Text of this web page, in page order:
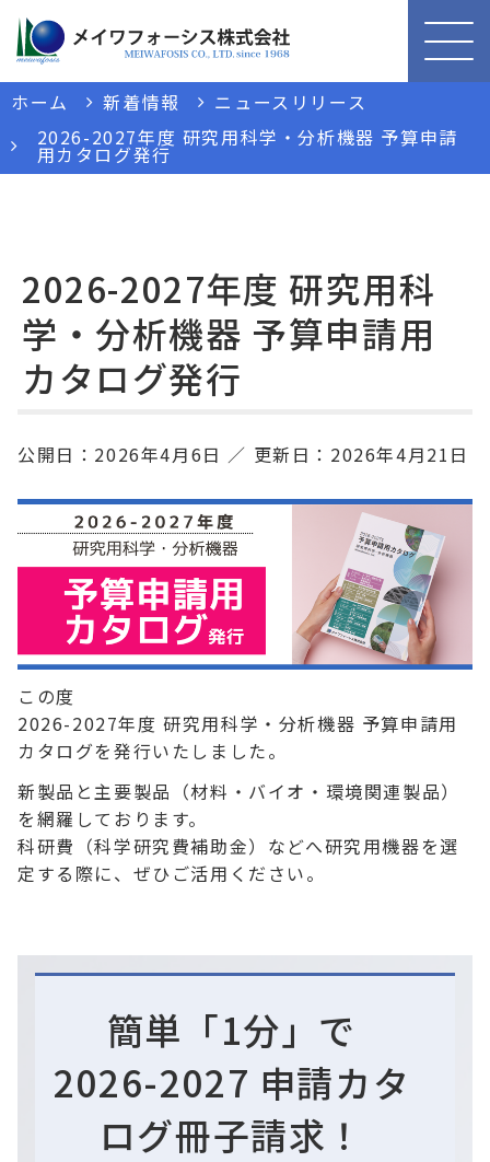
ホーム 新着情報
ニュースリリース
2026-2027年度 研究用科学・分析機器 予算申請
用カタログ発行
2026-2027年度 研究用科
学・分析機器 予算申請用
カタログ発行
公開日： 2026年4月6日 更新日： 2026年4月21日
この度
2026-2027年度 研究用科学・分析機器 予算申請用
カタログを発行いたしました。
新製品と主要製品（材料・バイオ・環境関連製品）
を網羅しております。
科研費（科学研究費補助金）などへ研究用機器を選
定する際に、ぜひご活用ください。
簡単「1分」で
2026-2027 申請カタ
ログ冊子請求！